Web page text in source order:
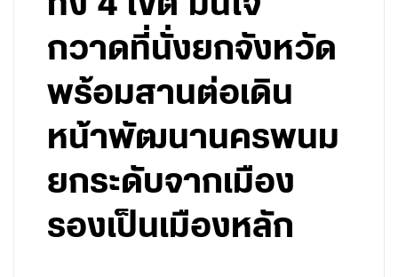
กวาดที่นั่งยกจังหวัด
พร้อมสานต่อเดิน
หน้าพัฒนานครพนม
ยกระดับจากเมือง
รองเป็นเมืองหลัก